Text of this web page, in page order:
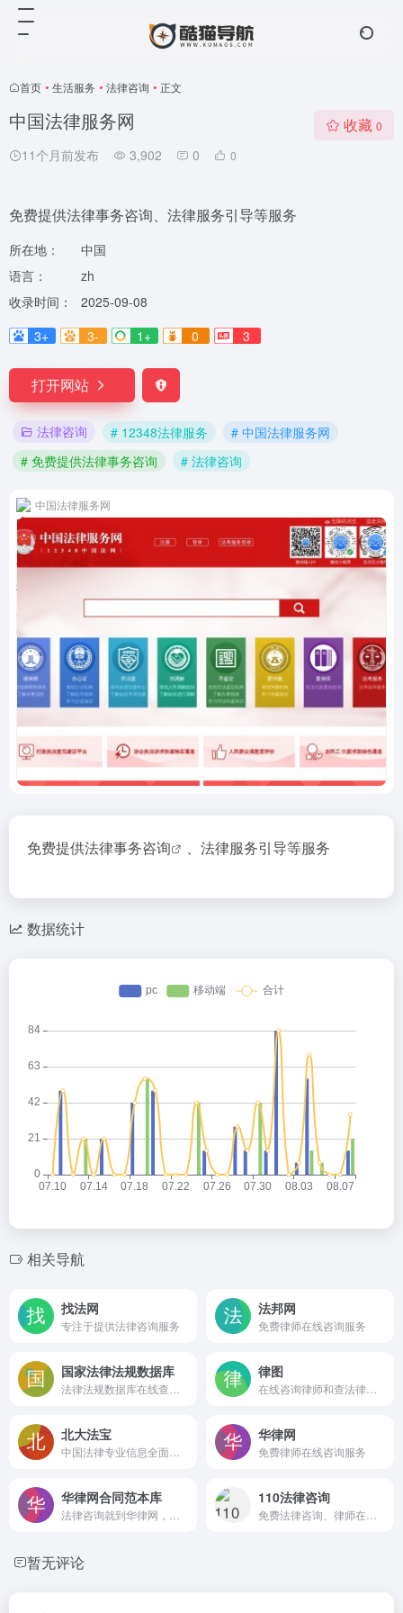
首页 • 生活服务 • 法律咨询 • 正文
中国法律服务网
11个月前发布 3,902 0 0
收藏 0
免费提供法律事务咨询、法律服务引导等服务
所在地：
中国
语言：
zh
收录时间：
2025-09-08
3+
3- 1+ 0 3
打开网站
法律咨询 # 12348法律服务
# 中国法律服务网
# 免费提供法律事务咨询
# 法律咨询
中国法律服务网
免费提供法律事务咨询 、法律服务引导等服务
数据统计
相关导航
找法网
专注于提供法律咨询服务
法邦网
免费律师在线咨询服务
国家法律法规数据库 律图
北大法宝 华律网
免费律师在线咨询服务
华律网合同范本库 110法律咨询
暂无评论